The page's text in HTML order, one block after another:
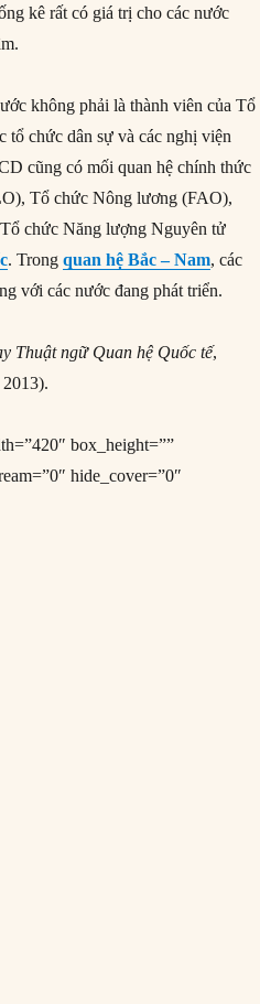
kê rất có giá trị cho các nước
không phải là thành viên của Tổ
tổ chức dân sự và các nghị viện
cũng có mối quan hệ chính thức
Tổ chức Nông lương (FAO),
chức Năng lượng Nguyên tử
. Trongquan hệ Bắc – Nam, các
với các nước đang phát triển.
Thuật ngữ Quan hệ Quốc tế,
box_height=””
hide_cover=”0″